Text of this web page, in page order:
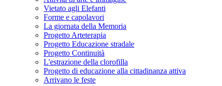
Vietato agli Elefanti
Forme e capolavori
La giornata della Memoria
Progetto Arteterapia
Progetto Educazione stradale
Progetto Continuità
L'estrazione della clorofilla
Progetto di educazione alla cittadinanza attiva
Arrivano le feste